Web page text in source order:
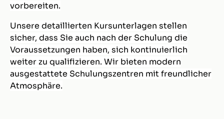
vorbereiten.
Unsere de­tail­lierten Kursunterlagen stellen
sicher, dass Sie auch nach der Schulung die
Voraussetzungen haben, sich kontinuierlich
weiter zu qualifizieren. Wir bieten modern
ausgestattete Schulungszentren mit freundlicher
Atmosphäre.